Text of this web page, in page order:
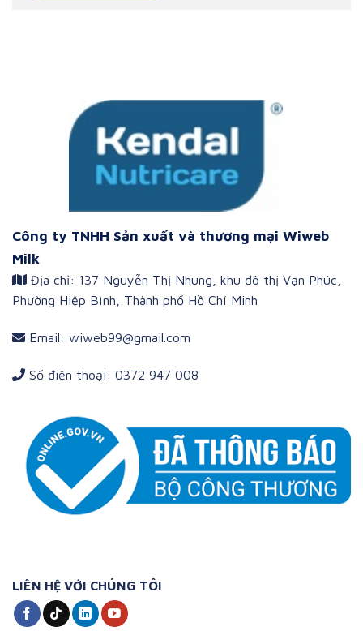
Công ty TNHH Sản xuất và thương mại Wiweb
Milk
Địa chỉ: 137 Nguyễn Thị Nhung, khu đô thị Vạn Phúc,
Phường Hiệp Bình, Thành phố Hồ Chí Minh
Email: wiweb99@gmail.com
Số điện thoại: 0372 947 008
LIÊN HỆ VỚI CHÚNG TÔI